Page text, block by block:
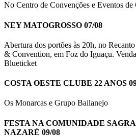
No Centro de Convenções e Eventos de
NEY MATOGROSSO 07/08
Abertura dos portões às 20h, no
& Convention, em Foz do Iguaçu.
Blueticket
COSTA OESTE CLUBE 22 ANOS
Os Monarcas e Grupo Bailanejo
FESTA NA COMUNIDADE
NAZARÉ 09/08